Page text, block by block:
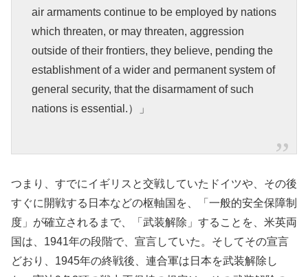
air armaments continue to be employed by nations
which threaten, or may threaten, aggression
outside of their frontiers, they believe, pending the
establishment of a wider and permanent system of
general security, that the disarmament of such
nations is essential.）」
つまり、すでにイギリスと交戦していたドイツや、その後
すぐに開戦する日本などの枢軸国を、「一般的安全保障制
度」が確立されるまで、「武装解除」することを、米英両
国は、1941年の段階で、宣言していた。そしてその宣言
どおり、1945年の終戦後、連合軍は日本を武装解除し